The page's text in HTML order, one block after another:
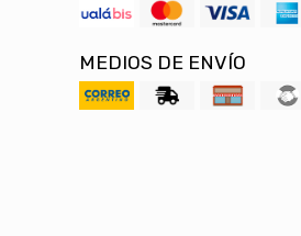
MEDIOS DE ENVÍO